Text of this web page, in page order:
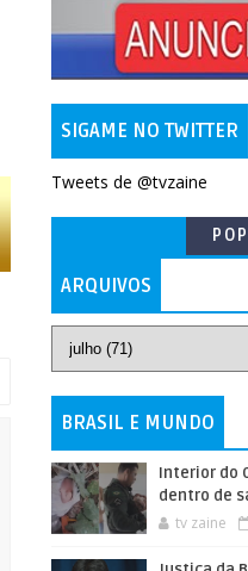
SIGAME NO TWITTER
Tweets de @tvzaine
ARQUIVOS
BRASIL E MUNDO
Interior do
dentro de
tv zaine